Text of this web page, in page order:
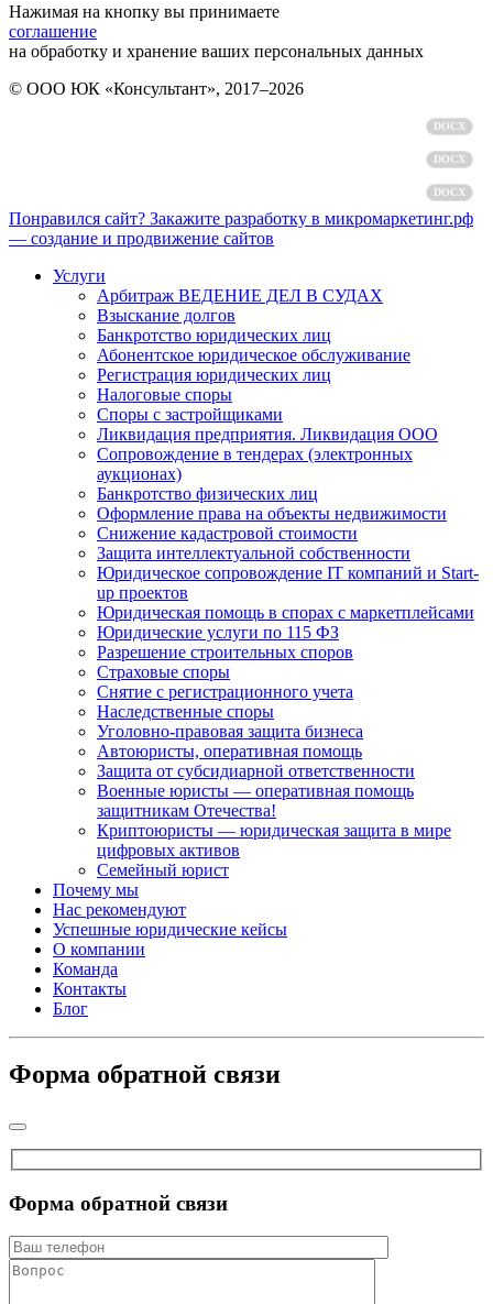
Нажимая на кнопку вы принимаете
соглашение
на обработку и хранение ваших персональных данных
© ООО ЮК «Консультант», 2017–2026
DOCX
DOCX
DOCX
Понравился сайт? Закажите разработку в микромаркетинг.рф
— создание и продвижение сайтов
Услуги
Арбитраж ВЕДЕНИЕ ДЕЛ В СУДАХ
Взыскание долгов
Банкротство юридических лиц
Абонентское юридическое обслуживание
Регистрация юридических лиц
Налоговые споры
Споры с застройщиками
Ликвидация предприятия. Ликвидация ООО
Сопровождение в тендерах (электронных
аукционах)
Банкротство физических лиц
Оформление права на объекты недвижимости
Снижение кадастровой стоимости
Защита интеллектуальной собственности
Юридическое сопровождение IT компаний и Start-
up проектов
Юридическая помощь в спорах с маркетплейсами
Юридические услуги по 115 ФЗ
Разрешение строительных споров
Страховые споры
Снятие с регистрационного учета
Наследственные споры
Уголовно-правовая защита бизнеса
Автоюристы, оперативная помощь
Защита от субсидиарной ответственности
Военные юристы — оперативная помощь
защитникам Отечества!
Криптоюристы — юридическая защита в мире
цифровых активов
Семейный юрист
Почему мы
Нас рекомендуют
Успешные юридические кейсы
О компании
Команда
Контакты
Блог
Форма обратной связи
Форма обратной связи